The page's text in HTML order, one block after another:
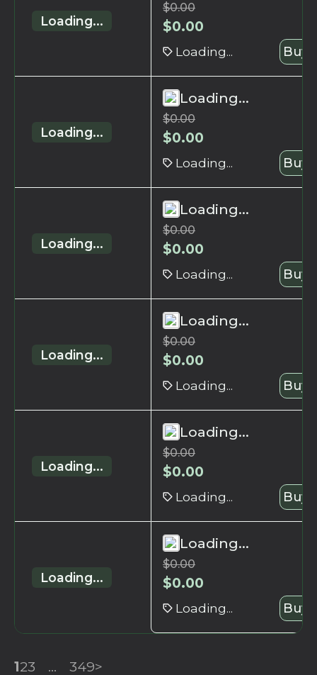
Loading...
$0.00
$0.00
Loading... Buy
Loading...
Loading...
$0.00
$0.00
Loading... Buy
Loading...
Loading...
$0.00
$0.00
Loading... Buy
Loading...
Loading...
$0.00
$0.00
Loading... Buy
Loading...
Loading...
$0.00
$0.00
Loading... Buy
Loading...
Loading...
$0.00
$0.00
Loading... Buy
123 ... 349>